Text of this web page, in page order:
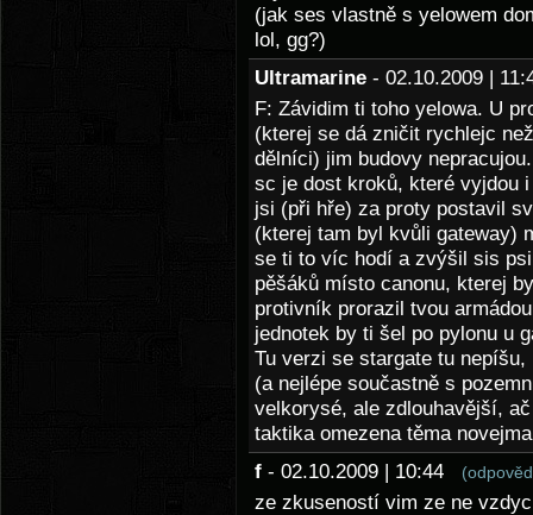
(jak ses vlastně s yelowem
lol, gg?)
Ultramarine - 02.10.2009 |
F: Závidim ti toho yelowa. U
(kterej se dá zničit rychlejc
dělníci) jim budovy
sc je dost kroků, které vyjdou
jsi (při hře) za proty postavil
(kterej tam byl kvůli gateway)
se ti to víc hodí a zvýšil sis
pěšáků místo canonu, kterej
protivník prorazil tvou
jednotek by ti šel po pylonu u
Tu verzi se stargate tu
(a nejlépe součastně s
velkorysé, ale zdlouhavější,
taktika omezena těma
f - 02.10.2009 | 10:44
ze zkuseností vim ze ne